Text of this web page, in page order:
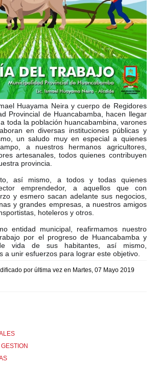
Huayama Neira y cuerpo de Regidores
Provincial de Huancabamba, hacen llegar
toda la población huancabambina, varones
en diversas instituciones públicas y
un saludo muy en especial a quienes
a nuestros hermanos agricultores,
artesanales, todos quienes contribuyen
provincia.
así mismo, a todos y todas quienes
emprendedor, a aquellos que con
y esmero sacan adelante sus negocios,
y grandes empresas, a nuestros amigos
hoteleros y otros.
entidad municipal, reafirmamos nuestro
por el progreso de Huancabamba y
vida de sus habitantes, así mismo,
a unir esfuerzos para lograr este objetivo.
por última vez en Martes, 07 Mayo 2019